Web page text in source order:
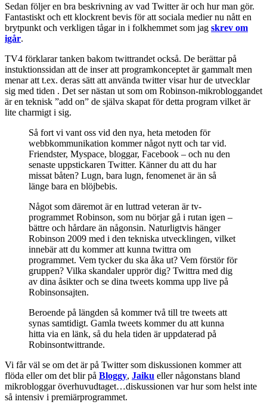
Sedan följer en bra beskrivning av vad Twitter är och hur man gör.
Fantastiskt och ett klockrent bevis för att sociala medier nu nått en
brytpunkt och verkligen tågar in i folkhemmet som jag skrev om
igår.
TV4 förklarar tanken bakom twittrandet också. De berättar på
instuktionssidan att de inser att programkonceptet är gammalt men
menar att t.ex. deras sätt att använda twitter visar hur de utvecklar
sig med tiden . Det ser nästan ut som om Robinson-mikrobloggandet
är en teknisk ”add on” de själva skapat för detta program vilket är
lite charmigt i sig.
Så fort vi vant oss vid den nya, heta metoden för
webbkommunikation kommer något nytt och tar vid.
Friendster, Myspace, bloggar, Facebook – och nu den
senaste uppstickaren Twitter. Känner du att du har
missat båten? Lugn, bara lugn, fenomenet är än så
länge bara en blöjbebis.
Något som däremot är en luttrad veteran är tv-
programmet Robinson, som nu börjar gå i rutan igen –
bättre och hårdare än någonsin. Naturligtvis hänger
Robinson 2009 med i den tekniska utvecklingen, vilket
innebär att du kommer att kunna twittra om
programmet. Vem tycker du ska åka ut? Vem förstör för
gruppen? Vilka skandaler upprör dig? Twittra med dig
av dina åsikter och se dina tweets komma upp live på
Robinsonsajten.
Beroende på längden så kommer två till tre tweets att
synas samtidigt. Gamla tweets kommer du att kunna
hitta via en länk, så du hela tiden är uppdaterad på
Robinsontwittrande.
Vi får väl se om det är på Twitter som diskussionen kommer att
flöda eller om det blir på Bloggy, Jaiku eller någonstans bland
mikrobloggar överhuvudtaget…diskussionen var hur som helst inte
så intensiv i premiärprogrammet.